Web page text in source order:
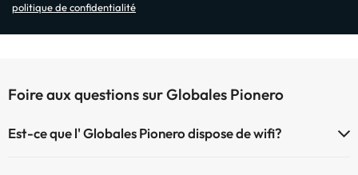
politique de confidentialité
Foire aux questions sur Globales Pionero
Est-ce que l' Globales Pionero dispose de wifi?